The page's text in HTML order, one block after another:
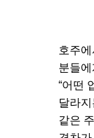
호주
분들
“어떤
달라지
같은